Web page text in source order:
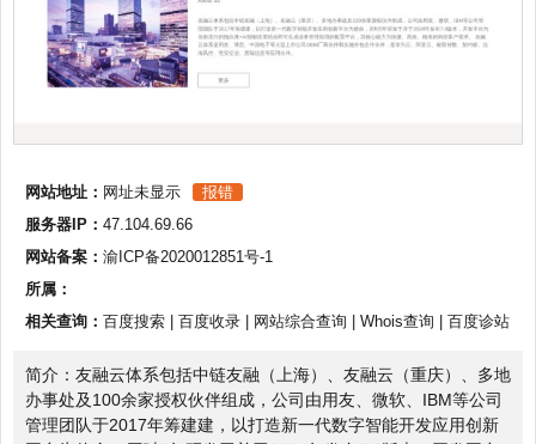
网站地址： 网址未显示
报错
服务器IP： 47.104.69.66
网站备案： 渝ICP备2020012851号-1
所属：
相关查询： 百度搜索 百度收录 网站综合查询 Whois查询 百度诊站
简介：友融云体系包括中链友融（上海）、友融云（重庆）、多地
办事处及100余家授权伙伴组成，公司由用友、微软、IBM等公司
管理团队于2017年筹建建，以打造新一代数字智能开发应用创新